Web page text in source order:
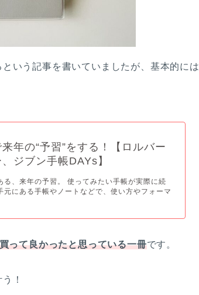
いう記事を書いていましたが、基本的には
年の“予習”をする！【ロルバー
ジブン手帳DAYs】
る、来年の予習。 使ってみたい手帳が実際に続
元にある手帳やノートなどで、使い方やフォーマ
って良かったと思っている一冊です。
！